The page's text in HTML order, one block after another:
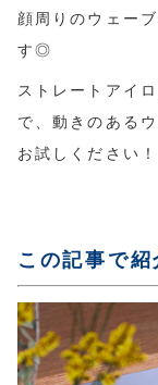
顔周りのウェー
す◎
ストレートアイ
で、動きのある
お試しください！
この記事で